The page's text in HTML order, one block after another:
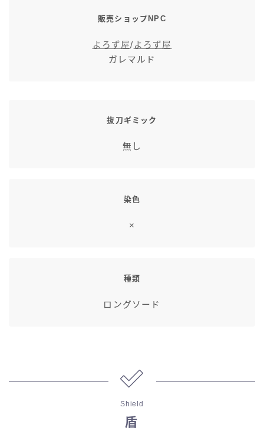
販売ショップNPC
よろず屋/ よろず屋
ガレマルド
抜刀ギミック
無し
染色
×
種類
ロングソード
Shield
盾